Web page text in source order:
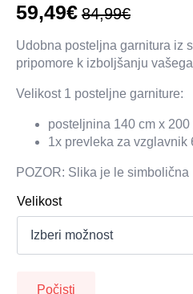
84,99€
Izvirna
cena
je
bila:
84,99€.
59,49€
Trenutna
cena
je:
59,49€.
Udobna posteljna garnitura iz
pripomore k izboljšanju
Velikost 1 posteljne garniture:
posteljnina 140 cm x 200
1x prevleka za vzglavnik
POZOR: Slika je le simbolična
Velikost
Počisti